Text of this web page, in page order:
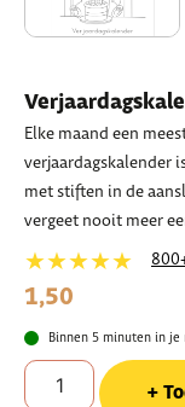
Elke maand een
verjaardagskalender
met stiften in de
vergeet nooit meer
★★★★★
1,50
Binnen 5 minuten in je